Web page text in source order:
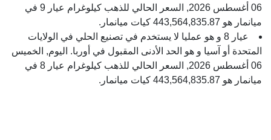
06 أغسطس 2026, السعر الحالي للذهب كيلوغرام عيار 9 في
ميانمار هو 443,564,835.87 كيات ميانمار.
عيار 8 و هو عمليا لا يستخدم في تصنيع الحلي في الولايات
المتحدة أو آسيا و هو الحد الأدنى المقبول في أوربا. اليوم, الخميس
06 أغسطس 2026, السعر الحالي للذهب كيلوغرام عيار 8 في
ميانمار هو 443,564,835.87 كيات ميانمار.